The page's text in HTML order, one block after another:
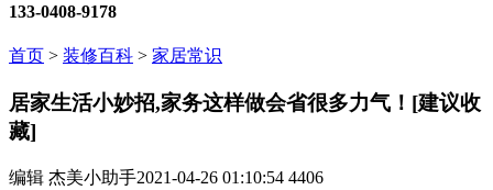
133-0408-9178
首页 > 装修百科 > 家居常识
居家生活小妙招,家务这样做会省很多力气！[建议收
藏]
编辑 杰美小助手2021-04-26 01:10:54 4406